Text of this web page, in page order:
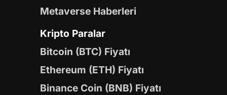
Metaverse Haberleri
Kripto Paralar
Bitcoin (BTC) Fiyatı
Ethereum (ETH) Fiyatı
Binance Coin (BNB) Fiyatı